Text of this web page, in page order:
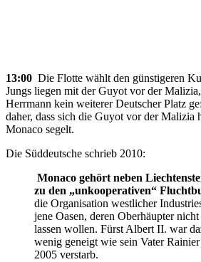
13:00 Die Flotte wählt den günstigeren
Jungs liegen mit der Guyot vor der
Herrmann kein weiterer Deutscher Platz
daher, dass sich die Guyot vor der Malizia
Monaco segelt.
Die Süddeutsche schrieb 2010:
Monaco gehört neben
zu den „unkooperativen“
die Organisation westlicher
jene Oasen, deren Oberhäupter
lassen wollen. Fürst Albert II. war
wenig geneigt wie sein Vater
2005 verstarb.